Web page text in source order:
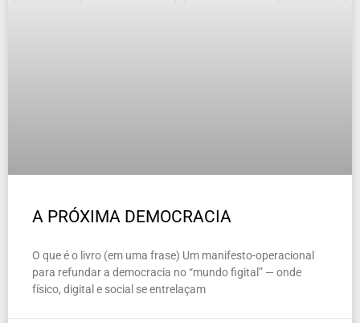
A PRÓXIMA DEMOCRACIA
O que é o livro (em uma frase) Um manifesto-operacional
para refundar a democracia no “mundo figital” — onde
físico, digital e social se entrelaçam